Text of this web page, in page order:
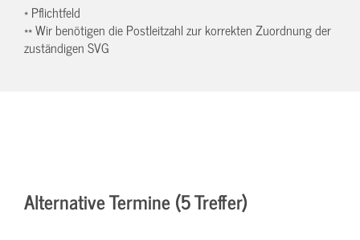
* Pflichtfeld
** Wir benötigen die Postleitzahl zur korrekten Zuordnung der
zuständigen SVG
Alternative Termine (5 Treffer)